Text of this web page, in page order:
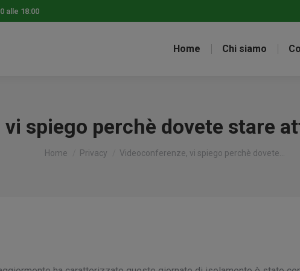
alle 18:00
Home Chi siamo
spiego perchè dovete stare
Tu sei qui:
Home Privacy Videoconferenze, vi spiego perchè dovete…